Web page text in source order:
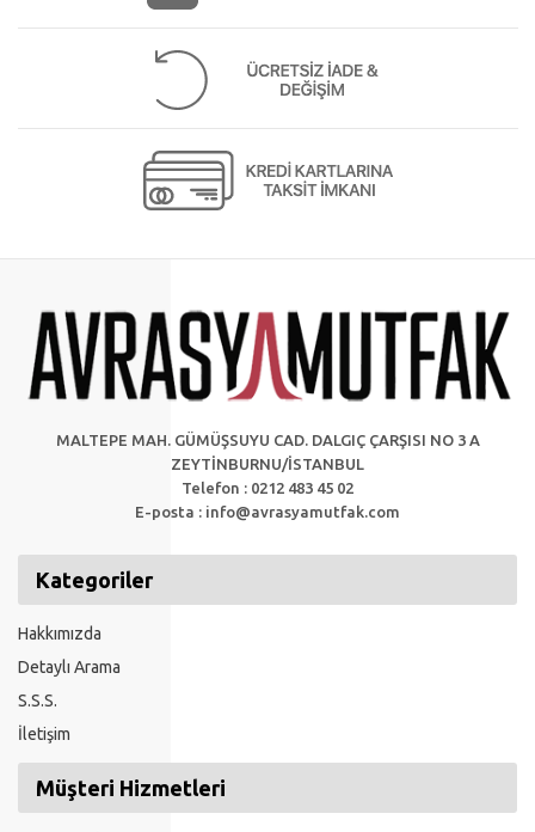
MALTEPE MAH. GÜMÜŞSUYU CAD. DALGIÇ ÇARŞISI NO 3 A
ZEYTİNBURNU/İSTANBUL
Telefon : 0212 483 45 02
E-posta : info@avrasyamutfak.com
Kategoriler
Hakkımızda
Detaylı Arama
S.S.S.
İletişim
Müşteri Hizmetleri